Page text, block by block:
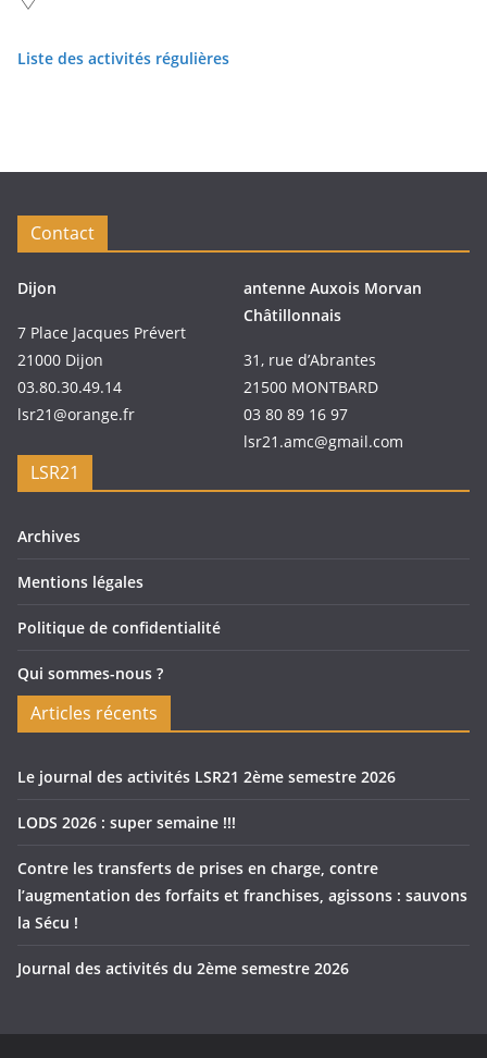
Liste des activités régulières
Contact
Dijon
7 Place Jacques Prévert
21000 Dijon
03.80.30.49.14
lsr21@orange.fr
antenne Auxois Morvan
Châtillonnais
31, rue d’Abrantes
21500 MONTBARD
03 80 89 16 97
lsr21.amc@gmail.com
LSR21
Archives
Mentions légales
Politique de confidentialité
Qui sommes-nous ?
Articles récents
Le journal des activités LSR21 2ème semestre 2026
LODS 2026 : super semaine !!!
Contre les transferts de prises en charge, contre
l’augmentation des forfaits et franchises, agissons : sauvons
la Sécu !
Journal des activités du 2ème semestre 2026